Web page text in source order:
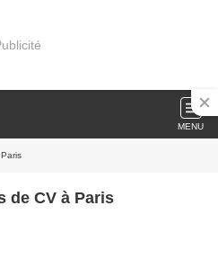
MENU
de CV à Paris